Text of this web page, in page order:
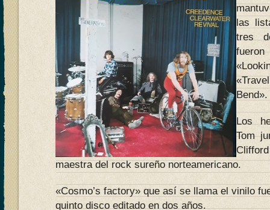
las
tres
Bend».
Los
Tom
maestra del rock sureño norteamericano.
«Cosmo’s factory» que así se llama el vinilo
quinto disco editado en dos años.